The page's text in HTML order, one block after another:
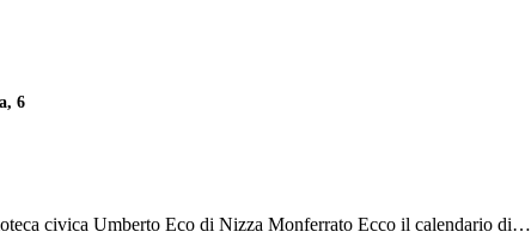
6
civica Umberto Eco di Nizza Monferrato Ecco il calendario di…